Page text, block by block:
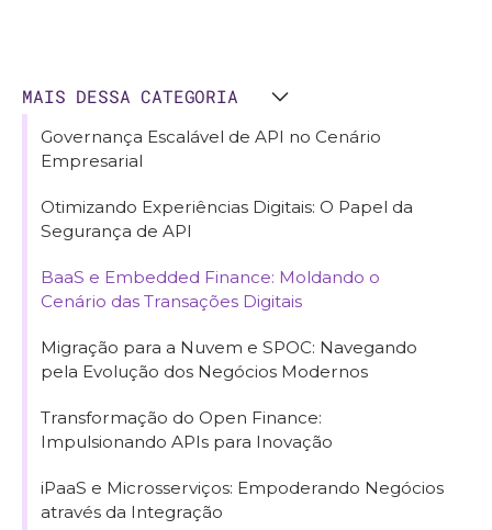
MAIS DESSA CATEGORIA
Governança Escalável de API no Cenário
Empresarial
Otimizando Experiências Digitais: O Papel da
Segurança de API
BaaS e Embedded Finance: Moldando o
Cenário das Transações Digitais
Migração para a Nuvem e SPOC: Navegando
pela Evolução dos Negócios Modernos
Transformação do Open Finance:
Impulsionando APIs para Inovação
iPaaS e Microsserviços: Empoderando Negócios
através da Integração